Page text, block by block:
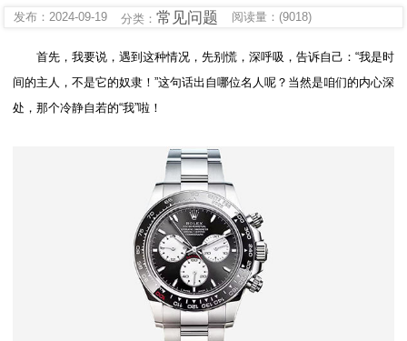
发布：2024-09-19 分类：常见问题 阅读量：(9018)
首先，我要说，遇到这种情况，先别慌，深呼吸，告诉自己：“我是时
间的主人，不是它的奴隶！”这句话出自哪位名人呢？当然是咱们的内心深
处，那个冷静自若的“我”啦！